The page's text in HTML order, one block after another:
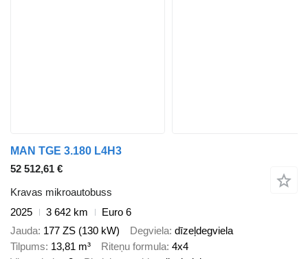
MAN TGE 3.180 L4H3
52 512,61 €
Kravas mikroautobuss
2025
3 642 km
Euro 6
Jauda 177 ZS (130 kW) Degviela dīzeļdegviela
Tilpums 13,81 m³ Riteņu formula 4x4